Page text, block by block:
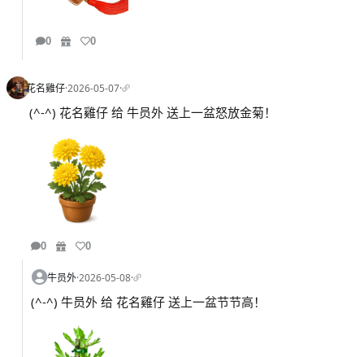
0 0
花名雞仔·2026-05-07·
(^-^) 花名雞仔 给 牛员外 送上一盆怒放金菊！
0 0
牛员外·2026-05-08·
(^-^) 牛员外 给 花名雞仔 送上一盆节节高！